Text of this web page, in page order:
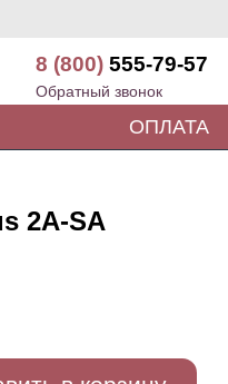
8 (800) 555-79-57
Обратный звонок
ОПЛАТА
2A-SA